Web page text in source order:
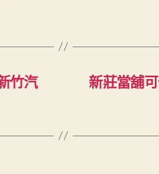
竹汽
新莊當舖